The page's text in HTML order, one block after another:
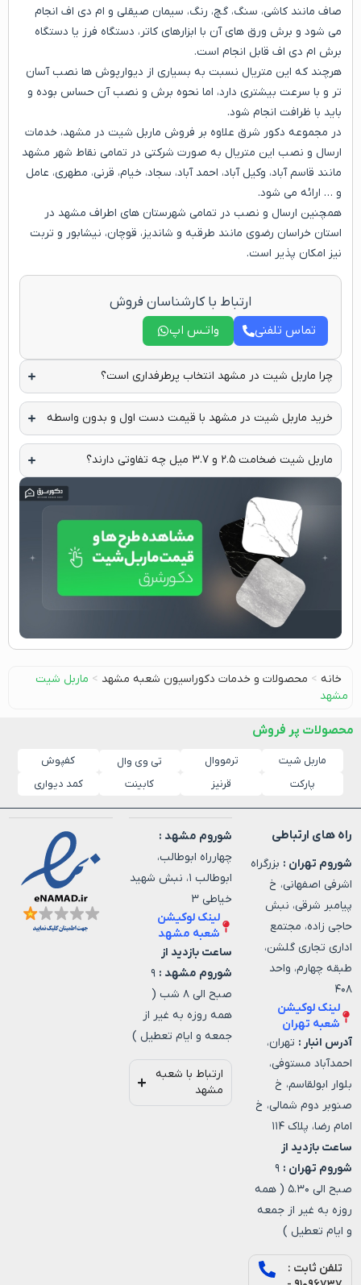
صاف مانند کاشی، سنگ، گچ، رنگ، سیمان صیقلی و ام دی اف انجام
می شود و برش ورق های آن با ابزارهای کاتر، دستگاه فرز یا دستگاه
برش ام دی اف قابل انجام است.
هرچند که این متریال نسبت به بسیاری از دیوارپوش ها نصب آسان
تر و با سرعت بیشتری دارد، اما نحوه برش و نصب آن حساس بوده و
باید با ظرافت انجام شود.
در مجموعه دکور شرق علاوه بر فروش ماربل شیت در مشهد، خدمات
ارسال و نصب این متریال به صورت شرکتی در تمامی نقاط شهر مشهد
مانند قاسم آباد، وکیل آباد، احمد آباد، سجاد، خیام، قرنی، مطهری، عامل
و … ارائه می شود.
همچنین ارسال و نصب در تمامی شهرستان های اطراف مشهد در
استان خراسان رضوی مانند طرقبه و شاندیز، قوچان، نیشابور و تربت
نیز امکان پذیر است.
ارتباط با کارشناسان فروش
تماس تلفنی واتـس اپ
چرا ماربل شیت در مشهد انتخاب پرطرفداری است؟
خرید ماربل شیت در مشهد با قیمت دست اول و بدون واسطه
ماربل شیت ضخامت ۲.۵ و ۳.۷ میل چه تفاوتی دارند؟
خانه > محصولات و خدمات دکوراسیون شعبه مشهد > ماربل شیت
مشهد
محصولات پر فروش
ماربل شیت ترمووال تی وی وال
کفپوش
پارکت
قرنیز کابینت کمد دیواری
راه های ارتباطی
شوروم تهران : بزرگراه
اشرفی اصفهانی، خ
پیامبر شرقی، نبش
حاجی زاده، مجتمع
اداری تجاری گلشن،
طبقه چهارم، واحد
۴۰۸
لینک لوکیشن
شعبه تهران
آدرس انبار : تهران،
احمدآباد مستوفی،
بلوار ابولقاسم، خ
صنوبر دوم شمالی، خ
امام رضا، پلاک ۱۱۴
ساعت بازدید از
شوروم تهران : ۹
صبح الی ۵.۳۰ ( همه
روزه به غیر از جمعه
و ایام تعطیل )
تلفن ثابت :
شوروم مشهد :
چهارراه ابوطالب،
ابوطالب ۱، نبش شهید
خیاطی ۳
لینک لوکیشن
شعبه مشهد
ساعت بازدید از
شوروم مشهد : ۹
صبح الی ۸ شب (
همه روزه به غیر از
جمعه و ایام تعطیل )
ارتباط با شعبه
مشهد